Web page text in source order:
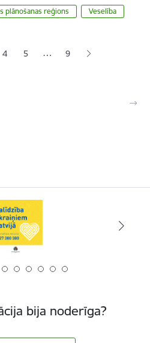
plānošanas reģions Veselība
Lapa
4 Lapa
5 … 9
bija noderīga?